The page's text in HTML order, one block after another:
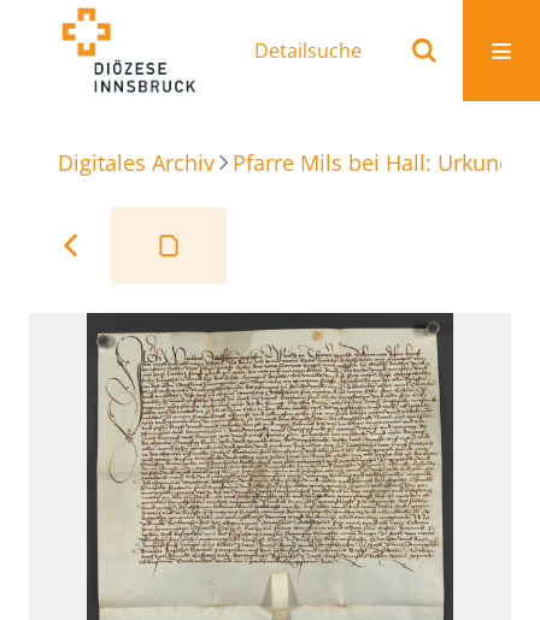
Detailsuche
Digitales Archiv Pfarre Mils bei Hall: Urkunden